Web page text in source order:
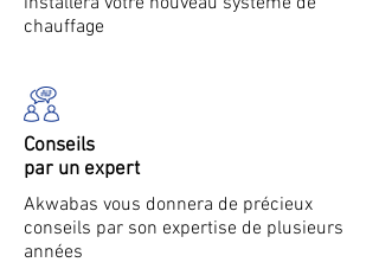
chauffage
Conseils
par un expert
Akwabas vous donnera de précieux
conseils par son expertise de plusieurs
années